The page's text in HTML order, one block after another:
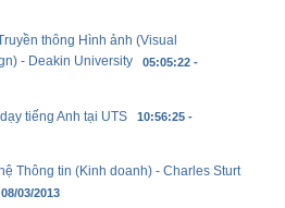
thông Hình ảnh (Visual
- Deakin University 05:05:22 -
tiếng Anh tại UTS 10:56:25 -
Thông tin (Kinh doanh) - Charles Sturt
03/2013